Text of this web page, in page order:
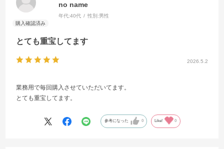
2026.5.2
とても重宝してます
no name
年代:40代 性別:男性
業務用で毎回購入させていただいてます。
とても重宝してます。
参考になった 0 Like! 0